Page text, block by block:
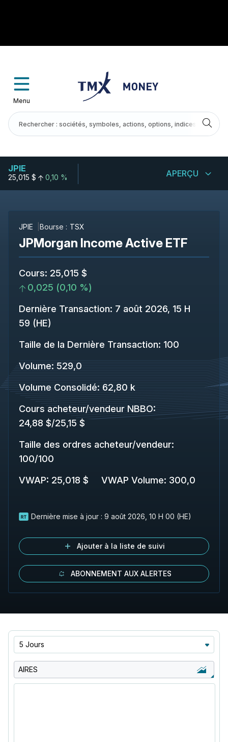
Menu
JPIE
25,015 $ 0,10 % APERÇU
JPIE Bourse : TSX
JPMorgan Income Active ETF
Cours: 25,015 $
0,025 (0,10 %)
Dernière Transaction: 7 août 2026, 15 H
59 (HE)
Taille de la Dernière Transaction: 100
Volume: 529,0
Volume Consolidé: 62,80 k
Cours acheteur/vendeur NBBO:
24,88 $/25,15 $
Taille des ordres acheteur/vendeur:
100/100
VWAP: 25,018 $ VWAP Volume: 300,0
Dernière mise à jour : 9 août 2026, 10 H 00 (HE)
Ajouter à la liste de suivi
ABONNEMENT AUX ALERTES
5 Jours
AIRES